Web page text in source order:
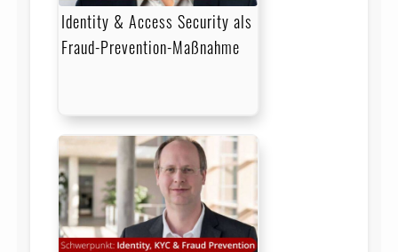
Identity & Access Security als
Fraud-Prevention-Maßnahme